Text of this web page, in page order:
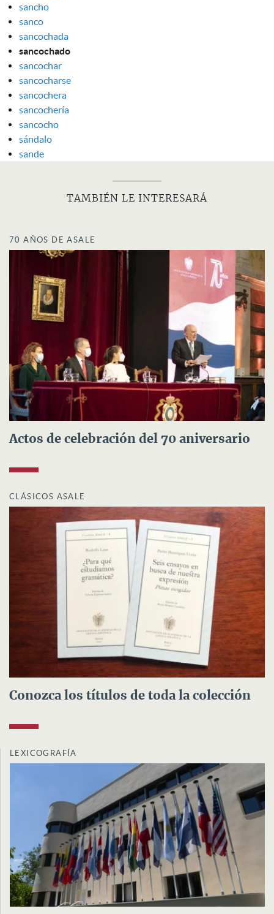
sancho
sanco
sancochada
sancochado
sancochar
sancocharse
sancochera
sancochería
sancocho
sándalo
sande
TAMBIÉN LE INTERESARÁ
70 AÑOS DE ASALE
Actos de celebración del 70 aniversario
CLÁSICOS ASALE
Conozca los títulos de toda la colección
LEXICOGRAFÍA